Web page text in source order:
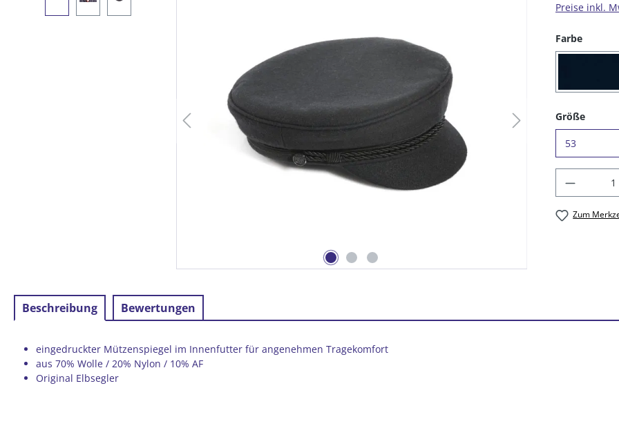
Preise inkl.
Farbe
Größe
Zum
Beschreibung Bewertungen
eingedruckter Mützenspiegel im Innenfutter für angenehmen Tragekomfort
aus 70% Wolle / 20% Nylon / 10% AF
Original Elbsegler